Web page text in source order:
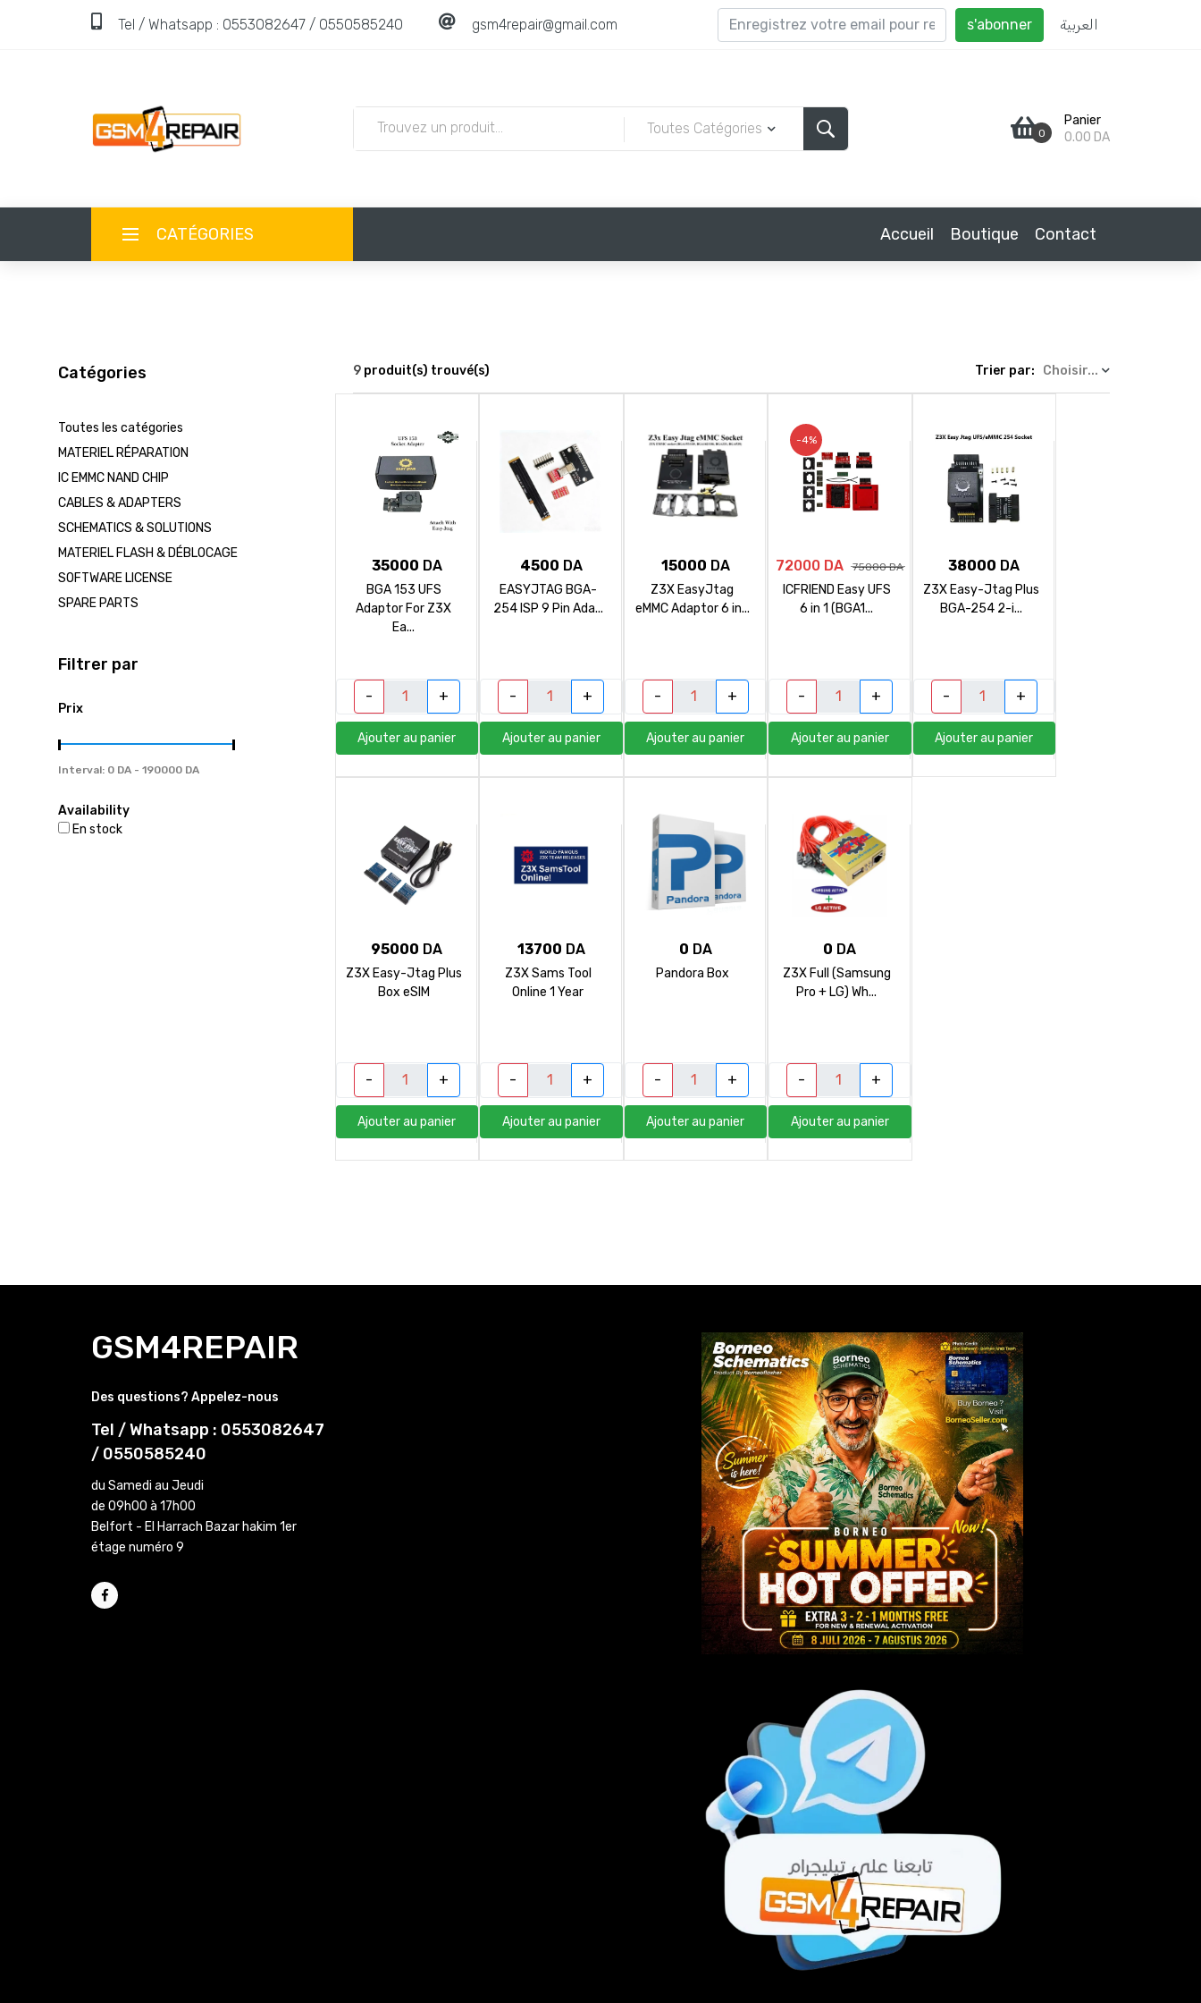
Tel / Whatsapp : 0553082647 / 0550585240 gsm4repair@gmail.com العربية
Toutes Catégories 0
Panier
0.00 DA
CATÉGORIES Accueil Boutique Contact
العربية
Tel / Whatsapp : 0553082647 / 0550585240 gsm4repair@gmail.com
Catégories
Toutes les catégories
MATERIEL RÉPARATION
IC EMMC NAND CHIP
CABLES & ADAPTERS
SCHEMATICS & SOLUTIONS
MATERIEL FLASH & DÉBLOCAGE
SOFTWARE LICENSE
SPARE PARTS
Filtrer par
Prix
Interval:
Availability
En stock
9produit(s) trouvé(s) Trier par: Choisir...
35000 DA
BGA 153 UFS
Adaptor For Z3X
Ea...
- +
Ajouter au panier
4500 DA
EASYJTAG BGA-
254 ISP 9 Pin Ada...
- +
Ajouter au panier
15000 DA
Z3X EasyJtag
eMMC Adaptor 6 in...
- +
Ajouter au panier
72000 DA 75000 DA
ICFRIEND Easy UFS
6 in 1 (BGA1...
- +
Ajouter au panier
-4%
38000 DA
Z3X Easy-Jtag Plus
BGA-254 2-i...
- +
Ajouter au panier
95000 DA
Z3X Easy-Jtag Plus
Box eSIM
- +
Ajouter au panier
13700 DA
Z3X Sams Tool
Online 1 Year
- +
Ajouter au panier
0 DA
Pandora Box
- +
Ajouter au panier
0 DA
Z3X Full (Samsung
Pro + LG) Wh...
- +
Ajouter au panier
GSM4REPAIR
Des questions? Appelez-nous
Tel / Whatsapp : 0553082647
/ 0550585240
du Samedi au Jeudi
de 09h00 à 17h00
Belfort - El Harrach Bazar hakim 1er
étage numéro 9